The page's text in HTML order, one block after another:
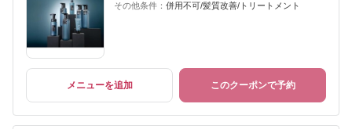
その他条件： 併用不可/髪質改善/トリートメント
メニューを追加 このクーポンで予約